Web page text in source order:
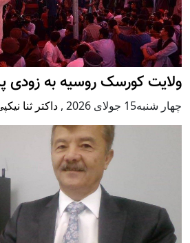
ولایت کورسک روسیه به زودی
چهار شنبه15 جولای 2026 , داکتر ثنا